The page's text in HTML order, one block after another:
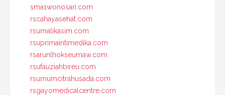
sma1wonosari.com
rscahayasehat.com
rsumalikasim.com
rsuprimaintimedika.com
rsarunlhokseumaw.com
rsufauziahbireu.com
rsumumcitrahusada.com
rsgayomedicalcentre.com